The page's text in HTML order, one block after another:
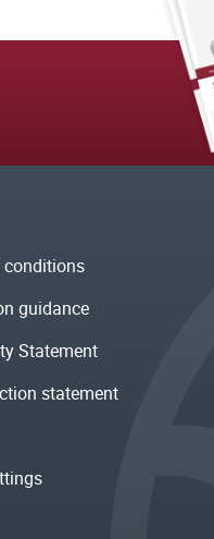
conditions
guidance
Statement
statement